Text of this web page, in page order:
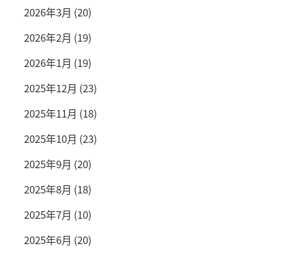
2026年3月 (20)
2026年2月 (19)
2026年1月 (19)
2025年12月 (23)
2025年11月 (18)
2025年10月 (23)
2025年9月 (20)
2025年8月 (18)
2025年7月 (10)
2025年6月 (20)